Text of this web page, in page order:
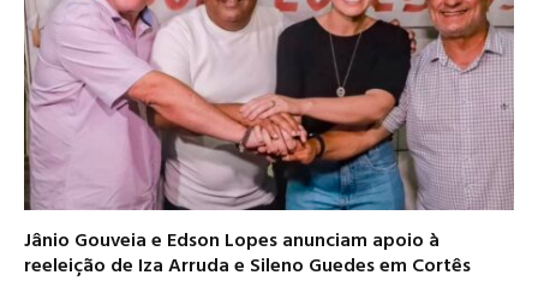
Jânio Gouveia e Edson Lopes anunciam apoio à
reeleição de Iza Arruda e Sileno Guedes em Cortês